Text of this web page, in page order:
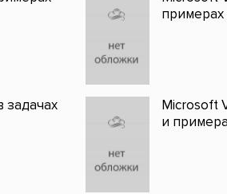
примерах
задачах
Microsoft
и